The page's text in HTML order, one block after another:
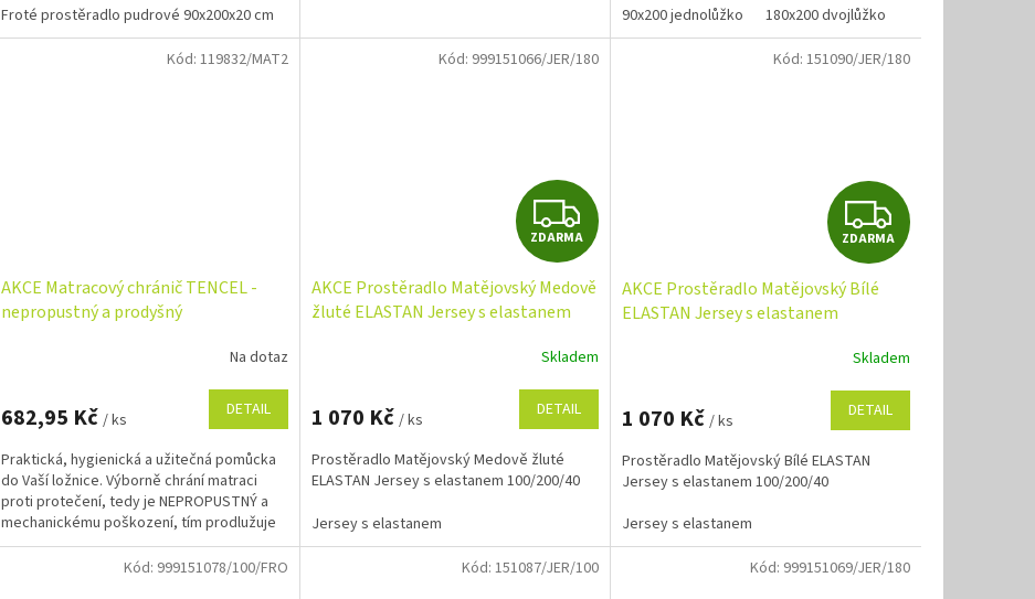
Froté prostěradlo pudrové 90x200x20 cm
90x200 jednolůžko
180x200 dvojlůžko
AKCE Matracový chránič TENCEL -
nepropustný a prodyšný
Na dotaz
682,95 Kč / ks DETAIL
Praktická, hygienická a užitečná pomůcka
do Vaší ložnice. Výborně chrání matraci
proti protečení, tedy je NEPROPUSTNÝ a
mechanickému poškození, tím prodlužuje
její...
Kód: 119832/MAT2
Z
D
A
R
M
A
ZDARMA
AKCE Prostěradlo Matějovský Medově
žluté ELASTAN Jersey s elastanem
Skladem
1 070 Kč / ks DETAIL
Prostěradlo Matějovský Medově žluté
ELASTAN Jersey s elastanem 100/200/40
Jersey s elastanem
Kód: 999151066/JER/180
Z
D
R
M
A
ZDARMA
AKCE Prostěradlo Matějovský Bílé
ELASTAN Jersey s elastanem
Skladem
1 070 Kč / ks DETAIL
Prostěradlo Matějovský Bílé ELASTAN
Jersey s elastanem 100/200/40
Jersey s elastanem
Kód: 151090/JER/180
Kód: 999151078/100/FRO Kód: 151087/JER/100 Kód: 999151069/JER/180